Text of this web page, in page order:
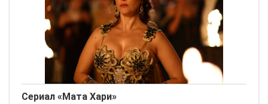
Сериал «Мата Хари»